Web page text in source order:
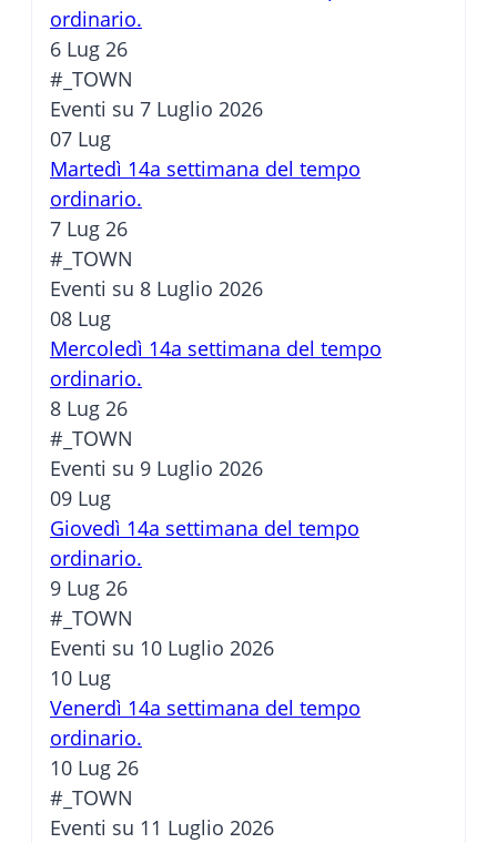
ordinario.
6 Lug 26
#_TOWN
Eventi su 7 Luglio 2026
07 Lug
Martedì 14a settimana del tempo
ordinario.
7 Lug 26
#_TOWN
Eventi su 8 Luglio 2026
08 Lug
Mercoledì 14a settimana del tempo
ordinario.
8 Lug 26
#_TOWN
Eventi su 9 Luglio 2026
09 Lug
Giovedì 14a settimana del tempo
ordinario.
9 Lug 26
#_TOWN
Eventi su 10 Luglio 2026
10 Lug
Venerdì 14a settimana del tempo
ordinario.
10 Lug 26
#_TOWN
Eventi su 11 Luglio 2026